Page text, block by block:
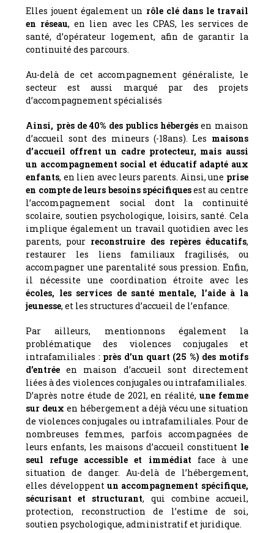
Elles jouent également un rôle clé dans le travail
en réseau, en lien avec les CPAS, les services de
santé, d’opérateur logement, afin de garantir la
continuité des parcours.
Au-delà de cet accompagnement généraliste, le
secteur est aussi marqué par des projets
d’accompagnement spécialisés
Ainsi, près de 40% des publics hébergésen maison
d’accueil sont des mineurs (-18ans). Les maisons
d’accueil offrent un cadre protecteur, mais aussi
un accompagnement social et éducatif adapté aux
enfants, en lien avec leurs parents. Ainsi, une prise
en compte de leurs besoins spécifiquesest au centre
l’accompagnement social dont la continuité
scolaire, soutien psychologique, loisirs, santé. Cela
implique également un travail quotidien avec les
parents, pour reconstruire des repères éducatifs,
restaurer les liens familiaux fragilisés, ou
accompagner une parentalité sous pression. Enfin,
il nécessite une coordination étroite avec les
écoles, les services de santé mentale, l’aide à la
jeunesse, et les structures d’accueil de l’enfance.
Par ailleurs, mentionnons également la
problématique des violences conjugales et
intrafamiliales : près d’un quart (25 %) des motifs
d’entréeen maison d’accueil sont directement
liées à des violences conjugales ou intrafamiliales.
D’après notre étude de 2021, en réalité, une femme
sur deux en hébergement a déjà vécu une situation
de violences conjugales ou intrafamiliales. Pour de
nombreuses femmes, parfois accompagnées de
leurs enfants, les maisons d’accueil constituent le
seul refuge accessible et immédiat face à une
situation de danger. Au-delà de l’hébergement,
elles développent un accompagnement spécifique,
sécurisant et structurant, qui combine accueil,
protection, reconstruction de l’estime de soi,
soutien psychologique, administratif et juridique.